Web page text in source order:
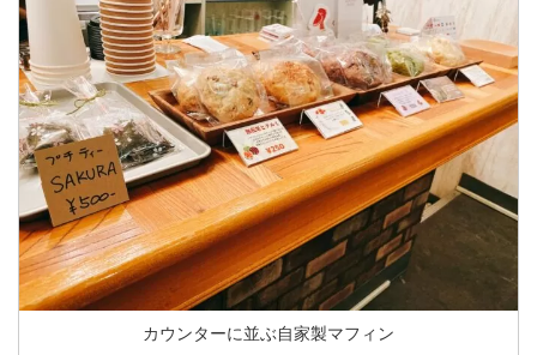
カウンターに並ぶ自家製マフィン